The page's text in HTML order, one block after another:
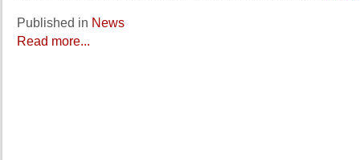
Published in News
Read more...